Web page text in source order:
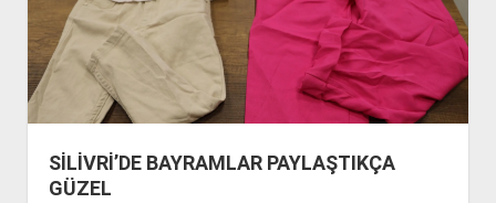
Gündem
Haber
Spor
Künye ve İletişim
SİLİVRİ’DE BAYRAMLAR PAYLAŞTIKÇA
GÜZEL